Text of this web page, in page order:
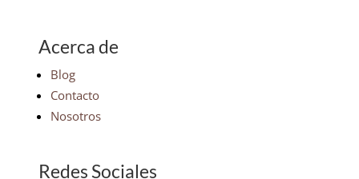
Acerca de
Blog
Contacto
Nosotros
Redes Sociales